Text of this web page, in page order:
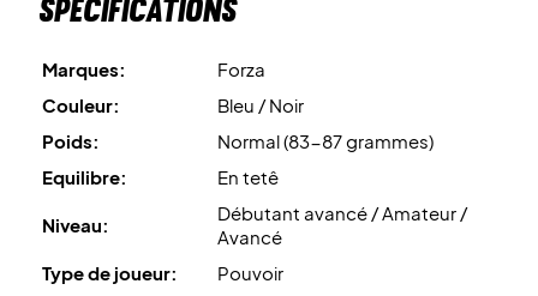
Spécifications
Marques:
Forza
Couleur:
Bleu / Noir
Poids:
Normal (83-87 grammes)
Equilibre:
En tetê
Niveau:
Débutant avancé / Amateur /
Avancé
Type de joueur:
Pouvoir